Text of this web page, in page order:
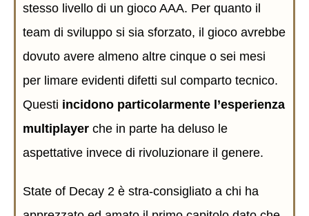
stesso livello di un gioco AAA. Per quanto il
team di sviluppo si sia sforzato, il gioco avrebbe
dovuto avere almeno altre cinque o sei mesi
per limare evidenti difetti sul comparto tecnico.
Questi incidono particolarmente l’esperienza
multiplayer che in parte ha deluso le
aspettative invece di rivoluzionare il genere.
State of Decay 2 è stra-consigliato a chi ha